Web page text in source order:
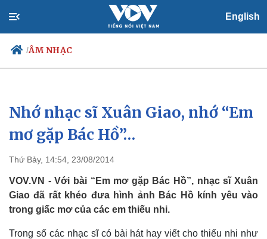
English
/ÂM NHẠC
Chính trị
Đảng
Tổ chức nhân sự
Nhận diện sự thật
Xã hội
Việc làm
Biển đảo
Nhớ nhạc sĩ Xuân Giao, nhớ “Em
mơ gặp Bác Hồ”…
Thứ Bảy, 14:54, 23/08/2014
VOV.VN - Với bài “Em mơ gặp Bác Hồ”, nhạc sĩ Xuân
Giao đã rất khéo đưa hình ảnh Bác Hồ kính yêu vào
trong giấc mơ của các em thiếu nhi.
Trong số các nhạc sĩ có bài hát hay viết cho thiếu nhi như